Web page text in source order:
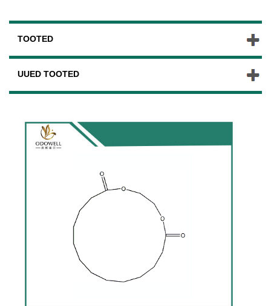
TOOTED
UUED TOOTED